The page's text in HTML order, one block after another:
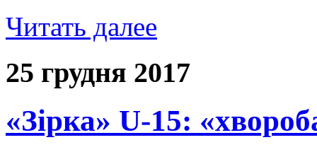
Читать далее
25 грудня 2017
«Зірка» U-15: